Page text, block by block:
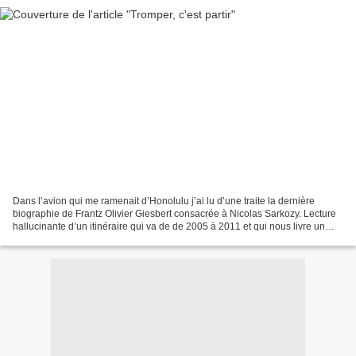
Dans l’avion qui me ramenait d’Honolulu j’ai lu d’une traite la dernière
biographie de Frantz Olivier Giesbert consacrée à Nicolas Sarkozy. Lecture
hallucinante d’un itinéraire qui va de de 2005 à 2011 et qui nous livre un